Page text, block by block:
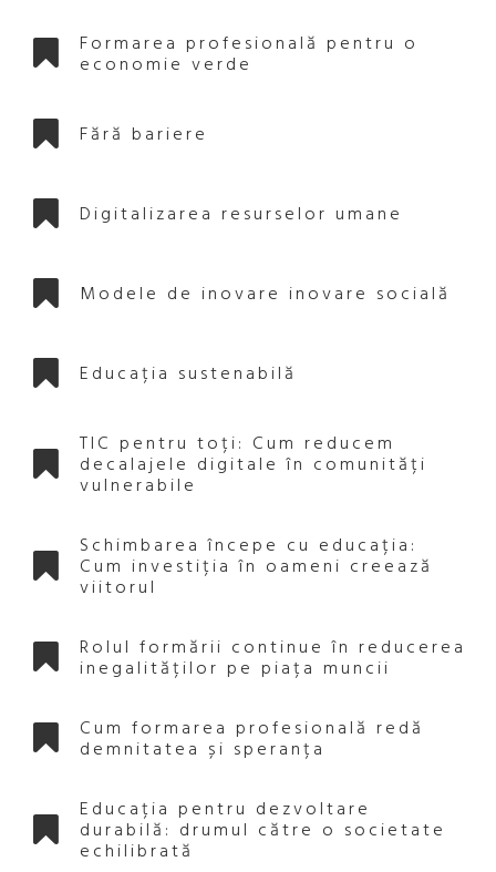
Formarea profesională pentru o
economie verde
Fără bariere
Digitalizarea resurselor umane
Modele de inovare inovare socială
Educația sustenabilă
TIC pentru toți: Cum reducem
decalajele digitale în comunități
vulnerabile
Schimbarea începe cu educația:
Cum investiția în oameni creează
viitorul
Rolul formării continue în reducerea
inegalităților pe piața muncii
Cum formarea profesională redă
demnitatea și speranța
Educația pentru dezvoltare
durabilă: drumul către o societate
echilibrată